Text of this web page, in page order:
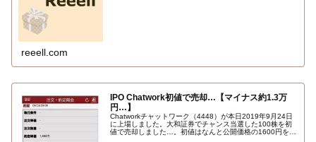
reeell.com
IPO Chatwork初値で売却…【マイナス約1.3万
円…】
Chatworkチャットワーク（4448）が本日2019年9月24日
に上場しました。大和証券でチャンス当選した100株を初
値で売却しました…。初値はなんと公開価格の1600円を下